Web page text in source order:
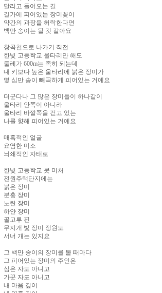
달리고 들어오는 길
길가에 피어있는 장미꽃이
약간의 과장을 허락한다면
백만 송이는 될 것 같아요
창곡천으로 나가기 직전
한빛 고등학교 울타리만 해도
둘레가 600m는 족히 되는데
내 키보다 높은 울타리에 붉은 장미가
몇 십만 송이 빼곡하게 피어있는 거예요
더군다나 그 많은 장미들이 하나같이
울타리 안쪽이 아니라
울타리 바깥쪽을 걷고 있는
나를 향해 피어있는 거예요
매혹적인 얼굴
요염한 미소
뇌쇄적인 자태로
한빛 고등학교 못 미처
전원주택단지에는
붉은 장미
분홍 장미
노란 장미
하얀 장미
골고루 핀
무지개 빛 장미 정원도
서너 개는 있지요
그 백만 송이의 장미를 볼 때마다
그 피어있는 장미의 주인은
심은 자도 아니고
가꾼 자도 아니고
내 마음 깊이